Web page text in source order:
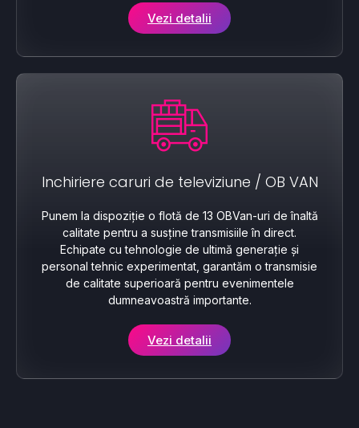
Vezi detalii
Inchiriere caruri de televiziune / OB VAN
Punem la dispoziție o flotă de 13 OBVan-uri de înaltă
calitate pentru a susține transmisiile în direct.
Echipate cu tehnologie de ultimă generație și
personal tehnic experimentat, garantăm o transmisie
de calitate superioară pentru evenimentele
dumneavoastră importante.
Vezi detalii